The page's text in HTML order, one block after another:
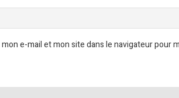
e-mail et mon site dans le navigateur pour